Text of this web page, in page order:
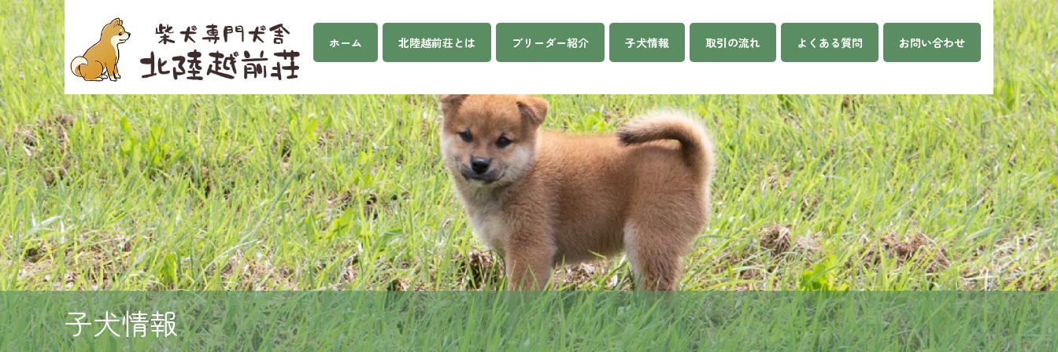
ホーム 北陸越前荘とは ブリーダー紹介 子犬情報 取引の流れ よくある質問 お問い合わせ
子犬情報